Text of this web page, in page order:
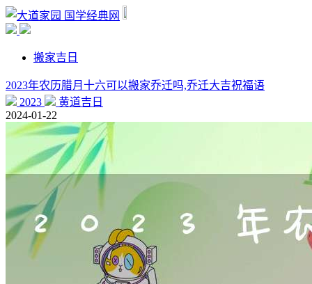
国学经典网
搬家吉日
2023年农历腊月十六可以搬家乔迁吗,乔迁大吉祝福语
2023
黄道吉日
2024-01-22